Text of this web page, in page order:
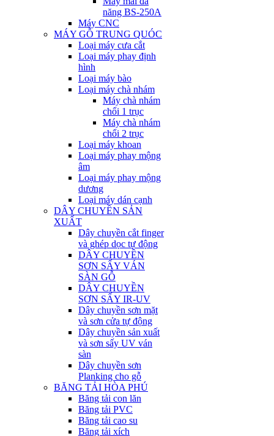
năng BS-250A
Máy CNC
MÁY GỖ TRUNG QUÓC
Loại máy cưa cắt
Loại máy phay định
hình
Loại máy bào
Loại máy chà nhám
Máy chà nhám
chổi 1 trục
Máy chà nhám
chổi 2 trục
Loại máy khoan
Loại máy phay mộng
âm
Loại máy phay mộng
dương
Loại máy dán cạnh
DÂY CHUYỀN SẢN
XUẤT
Dây chuyền cắt finger
và ghép dọc tự động
DÂY CHUYỀN
SƠN SẤY VÁN
SÀN GỖ
DÂY CHUYỀN
SƠN SẤY IR-UV
Dây chuyền sơn mặt
và sơn cửa tự động
Dây chuyền sản xuất
và sơn sấy UV ván
sàn
Dây chuyền sơn
Planking cho gỗ
BĂNG TẢI HÒA PHÚ
Băng tải con lăn
Băng tải PVC
Băng tải cao su
Băng tải xích